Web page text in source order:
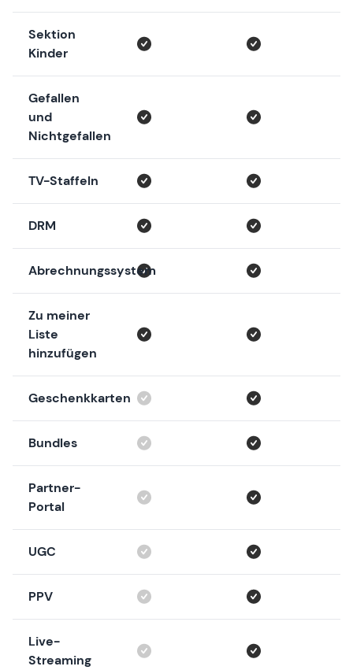
Sektion
Kinder
Gefallen
und
Nichtgefallen
TV-Staffeln
DRM
Abrechnungssystem
Zu meiner
Liste
hinzufügen
Geschenkkarten
Bundles
Partner-
Portal
UGC
PPV
Live-
Streaming